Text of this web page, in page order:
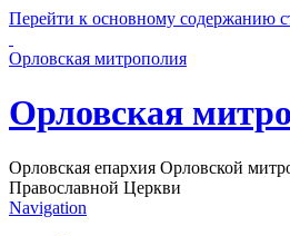
Перейти к основному содержанию
Орловская митрополия
Орловская
Орловская епархия Орловской
Православной Церкви
Navigation